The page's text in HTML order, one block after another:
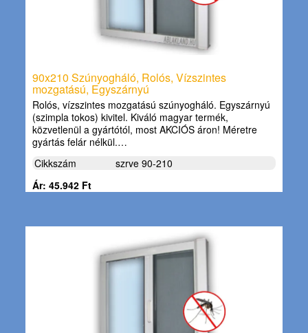
90x210 Szúnyogháló, Rolós, Vízszintes
mozgatású, Egyszárnyú
Rolós, vízszintes mozgatású szúnyogháló. Egyszárnyú
(szimpla tokos) kivitel. Kiváló magyar termék,
közvetlenül a gyártótól, most AKCIÓS áron! Méretre
gyártás felár nélkül.…
Cikkszám
szrve 90-210
Ár: 45.942 Ft